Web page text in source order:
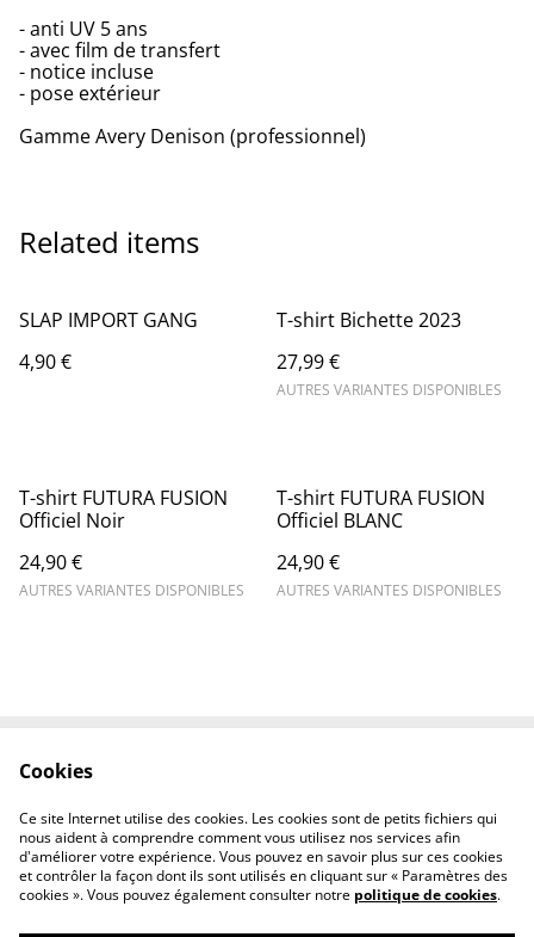
- anti UV 5 ans
- avec film de transfert
- notice incluse
- pose extérieur
Gamme Avery Denison (professionnel)
Related items
SLAP IMPORT GANG
4,90 €
T-shirt Bichette 2023
27,99 €
AUTRES VARIANTES DISPONIBLES
T-shirt FUTURA FUSION
Officiel Noir
24,90 €
AUTRES VARIANTES DISPONIBLES
T-shirt FUTURA FUSION
Officiel BLANC
24,90 €
AUTRES VARIANTES DISPONIBLES
Politique de
confidentialité
Politique des cookies
Cookies
Ce site Internet utilise des cookies. Les cookies sont de petits fichiers qui
nous aident à comprendre comment vous utilisez nos services afin
d'améliorer votre expérience. Vous pouvez en savoir plus sur ces cookies
et contrôler la façon dont ils sont utilisés en cliquant sur « Paramètres des
cookies ». Vous pouvez également consulter notre politique de cookies.